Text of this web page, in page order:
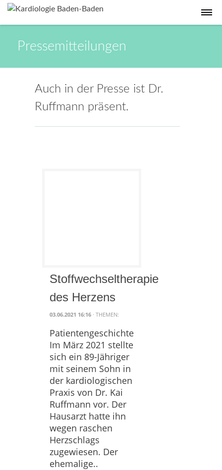
Pressemitteilungen
Auch in der Presse ist Dr.
Ruffmann präsent.
Stoffwechseltherapie
des Herzens
03.06.2021 16:16 · THEMEN:
Patientengeschichte
Im März 2021 stellte
sich ein 89-Jähriger
mit seinem Sohn in
der kardiologischen
Praxis von Dr. Kai
Ruffmann vor. Der
Hausarzt hatte ihn
wegen raschen
Herzschlags
zugewiesen. Der
ehemalige..